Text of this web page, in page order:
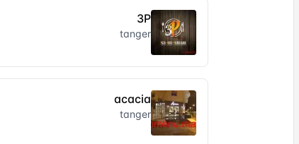
3P
tanger
acacia
tanger